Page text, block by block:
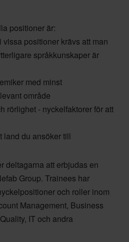
positioner är:
positioner krävs att man
språkkunskaper är
med minst
område
rörlighet - nyckelfaktorer för att
land du ansöker till
deltagarna att erbjudas en
Group. Trainees har
och roller inom
Management, Business
IT och andra